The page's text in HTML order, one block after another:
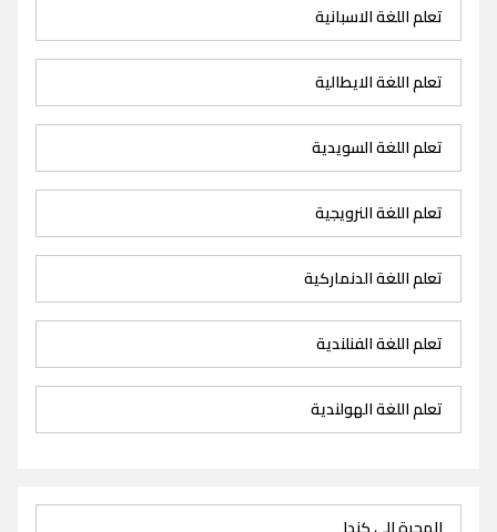
تعلم اللغة الاسبانية
تعلم اللغة الايطالية
تعلم اللغة السويدية
تعلم اللغة النرويجية
تعلم اللغة الدنماركية
تعلم اللغة الفنلندية
تعلم اللغة الهولندية